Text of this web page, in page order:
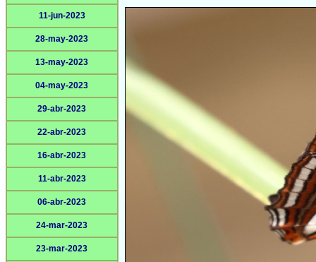
11-jun-2023
28-may-2023
13-may-2023
04-may-2023
29-abr-2023
22-abr-2023
16-abr-2023
11-abr-2023
06-abr-2023
24-mar-2023
23-mar-2023